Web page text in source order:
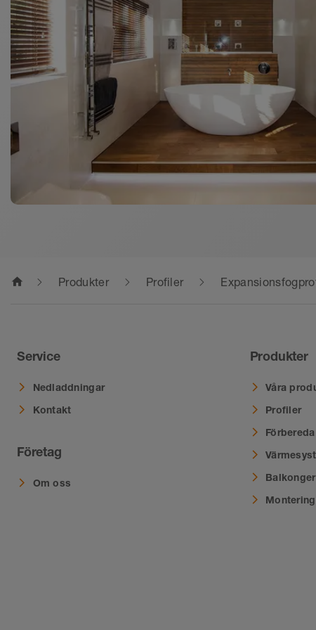
home Produkter Profiler
Service
Nedladdningar
Kontakt
Företag
Om oss
Produkter
Våra
Profiler